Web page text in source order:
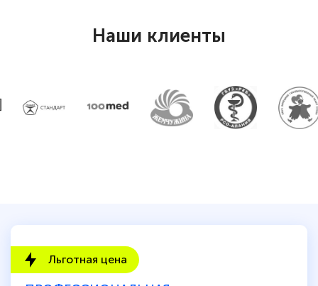
Наши клиенты
Льготная цена